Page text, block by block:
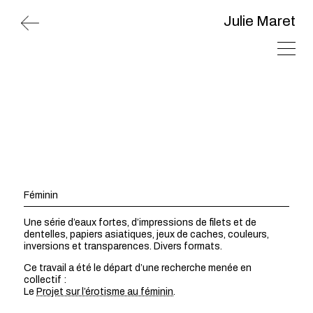
Julie Maret
Féminin
Une série d’eaux fortes, d’impressions de filets et de
dentelles, papiers asiatiques, jeux de caches, couleurs,
inversions et transparences. Divers formats.
Ce travail a été le départ d’une recherche menée en
collectif :
Le Projet sur l’érotisme au féminin.